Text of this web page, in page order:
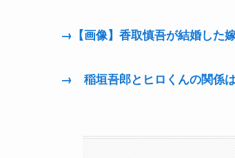
→【画像】香取慎吾が結婚した
→ 稲垣吾郎とヒロくんの関係